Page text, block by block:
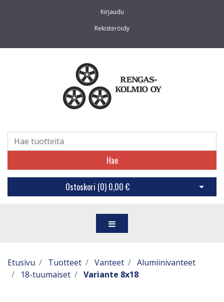
Kirjaudu
Rekisteröidy
Hae
Ostoskori (0) 0,00 € Avaa
Etusivu Tuotteet Vanteet
Alumiinivanteet
18-tuumaiset
Variante 8x18